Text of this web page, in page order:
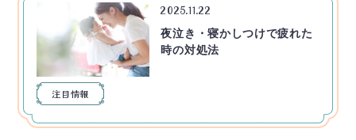
2025.11.22
夜泣き・寝かしつけで疲れた
時の対処法
注目情報